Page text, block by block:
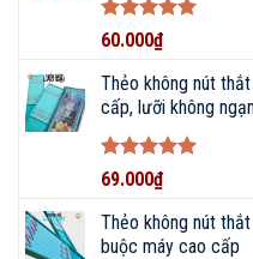
Facebook
Được xếp
55
sao
60.000₫
Thẻo không nút
cấp, lưỡi không
Được xếp
55
sao
69.000₫
Thẻo không nút
buộc máy cao cấp